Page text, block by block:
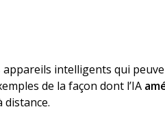
appareils intelligents qui
de la façon dont l’IA